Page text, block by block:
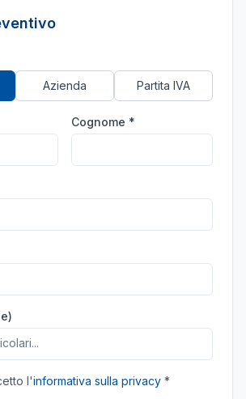
Azienda Partita IVA
Cognome *
l'informativa sulla privacy *